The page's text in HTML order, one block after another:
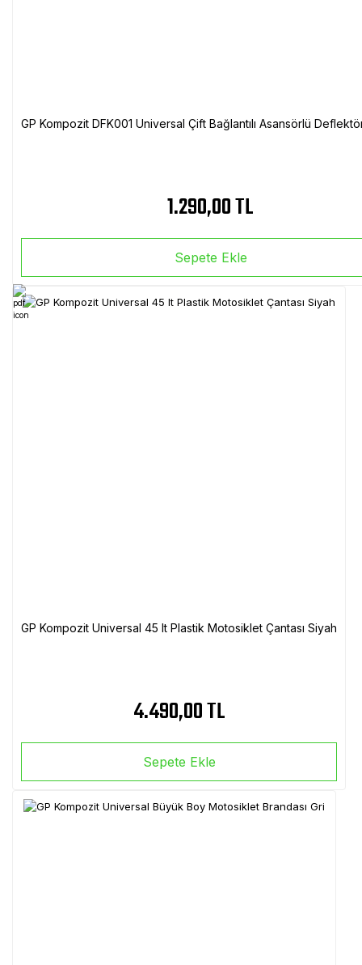
GP Kompozit DFK001 Universal Çift Bağlantılı Asansörlü
1.290,00 TL
Sepete Ekle
GP Kompozit Universal 45 lt Plastik Motosiklet Çantası Siyah
4.490,00 TL
Sepete Ekle